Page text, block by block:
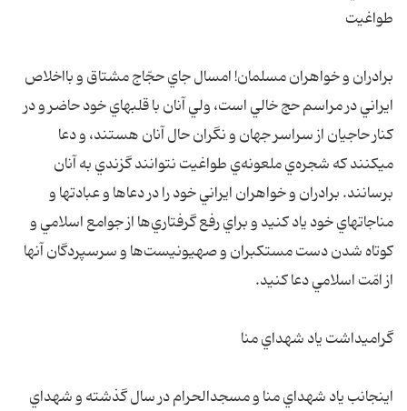
طواغيت
برادران و خواهران مسلمان! امسال جاي حجّاج مشتاق و بااخلاص
ايراني در مراسم حج خالي است، ولي آنان با قلبهاي خود حاضر و در
کنار حاجيان از سراسر جهان و نگران حال آنان هستند، و دعا
ميکنند که شجره‌ي ملعونه‌ي طواغيت نتوانند گزندي به آنان
برسانند. برادران و خواهران ايراني خود را در دعاها و عبادتها و
مناجاتهاي خود ياد کنيد و براي رفع گرفتاري‌ها از جوامع اسلامي و
کوتاه شدن دست مستکبران و صهيونيست‌ها و سرسپردگان آنها
از امّت اسلامي دعا کنيد.
گراميداشت ياد شهداي منا
اينجانب ياد شهداي منا و مسجدالحرام در سال گذشته و شهداي